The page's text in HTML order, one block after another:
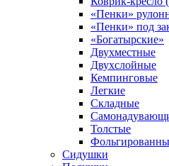
«Пенки»
«Пенки» под
«Богатырские»
Двухместные
Двухслойные
Кемпинговые
Легкие
Складные
Толстые
Сидушки